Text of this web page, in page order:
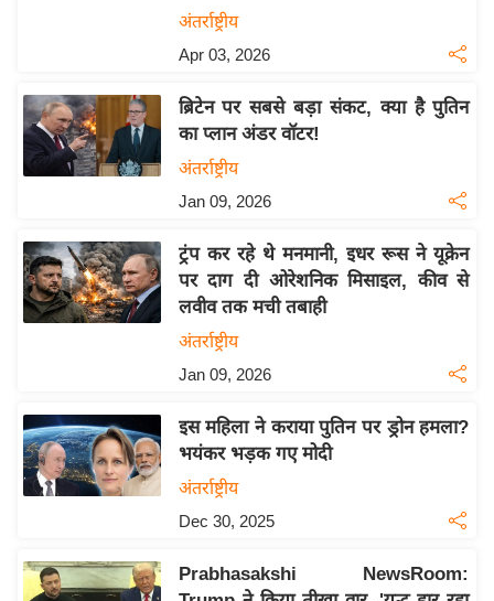
शे
ष
ज्ञ
ब
ज
ट
के
ट
I
2
अंतर्राष्ट्रीय
Apr 03, 2026
ब्रिटेन पर सबसे बड़ा संकट, क्या है पुतिन
का प्लान अंडर वॉटर!
अंतर्राष्ट्रीय
Jan 09, 2026
ट्रंप कर रहे थे मनमानी, इधर रूस ने यूक्रेन
पर दाग दी ओरेशनिक मिसाइल, कीव से
लवीव तक मची तबाही
अंतर्राष्ट्रीय
Jan 09, 2026
इस महिला ने कराया पुतिन पर ड्रोन हमला?
भयंकर भड़क गए मोदी
अंतर्राष्ट्रीय
Dec 30, 2025
Prabhasakshi NewsRoom: